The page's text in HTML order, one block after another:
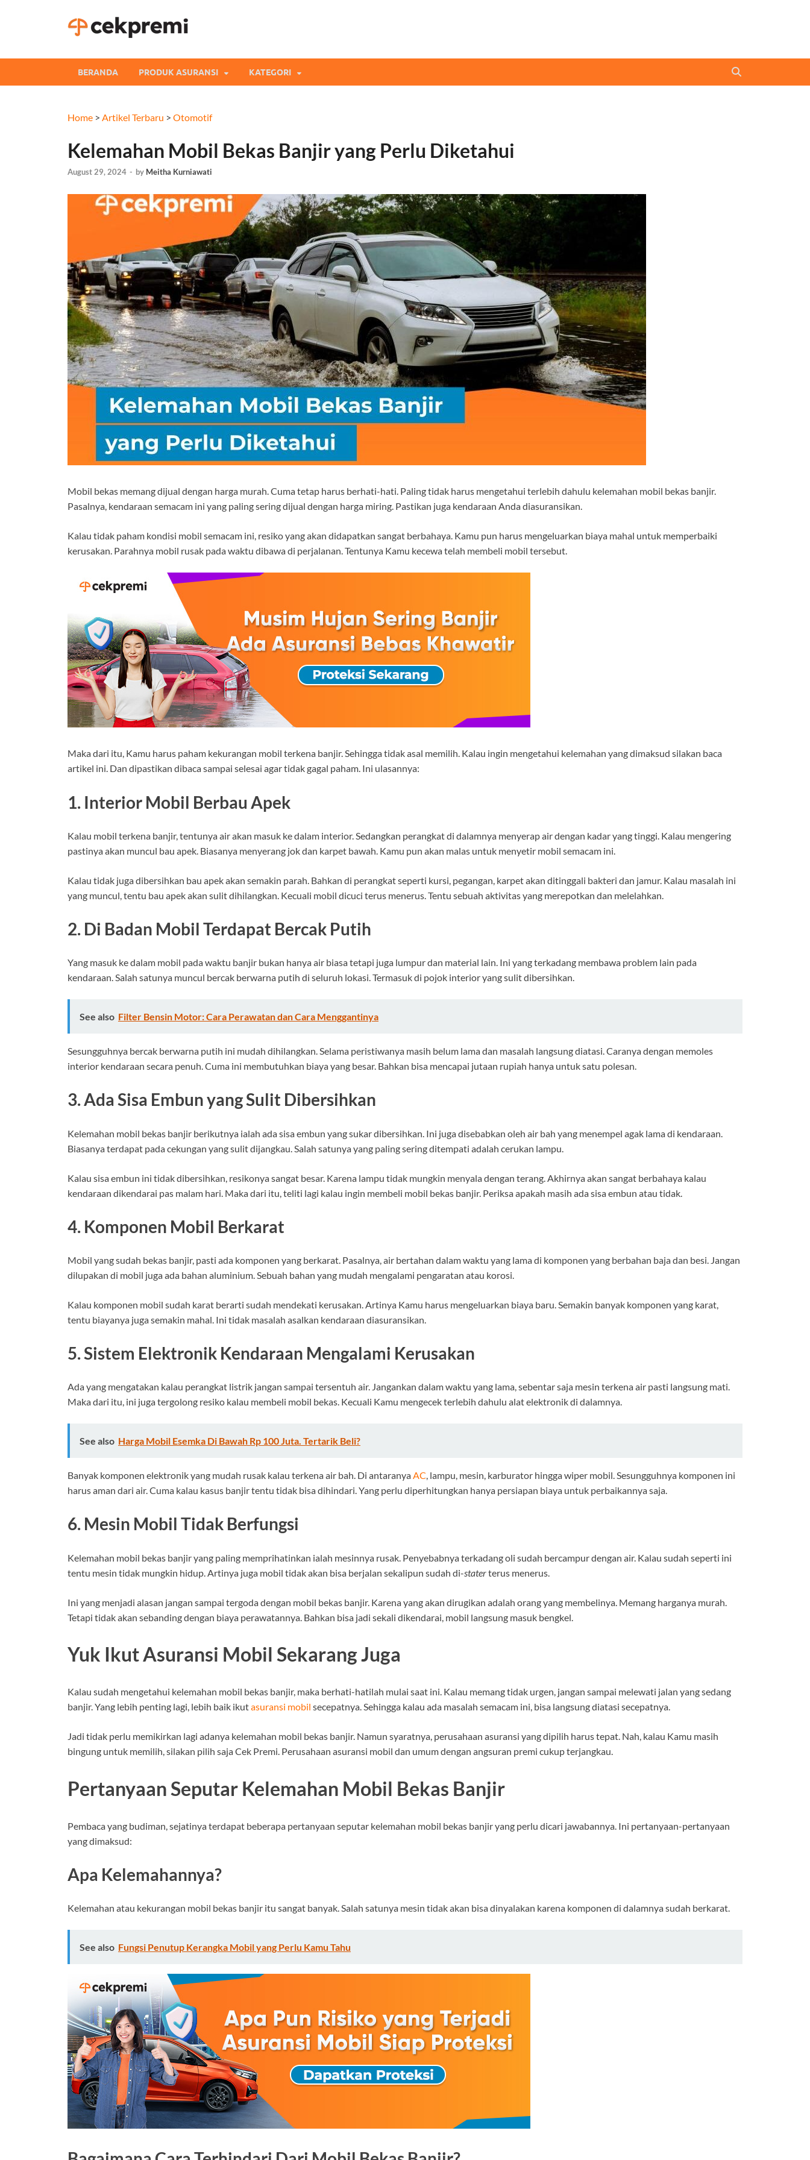
BERANDA PRODUK ASURANSI KATEGORI
Home > Artikel Terbaru > Otomotif
Kelemahan Mobil Bekas Banjir yang Perlu Diketahui
August 29, 2024 - by Meitha Kurniawati
Mobil bekas memang dijual dengan harga murah. Cuma tetap harus berhati-hati. Paling tidak harus mengetahui terlebih dahulu kelemahan mobil bekas banjir.
Pasalnya, kendaraan semacam ini yang paling sering dijual dengan harga miring. Pastikan juga kendaraan Anda diasuransikan.
Kalau tidak paham kondisi mobil semacam ini, resiko yang akan didapatkan sangat berbahaya. Kamu pun harus mengeluarkan biaya mahal untuk memperbaiki
kerusakan. Parahnya mobil rusak pada waktu dibawa di perjalanan. Tentunya Kamu kecewa telah membeli mobil tersebut.
Maka dari itu, Kamu harus paham kekurangan mobil terkena banjir. Sehingga tidak asal memilih. Kalau ingin mengetahui kelemahan yang dimaksud silakan baca
artikel ini. Dan dipastikan dibaca sampai selesai agar tidak gagal paham. Ini ulasannya:
1. Interior Mobil Berbau Apek
Kalau mobil terkena banjir, tentunya air akan masuk ke dalam interior. Sedangkan perangkat di dalamnya menyerap air dengan kadar yang tinggi. Kalau mengering
pastinya akan muncul bau apek. Biasanya menyerang jok dan karpet bawah. Kamu pun akan malas untuk menyetir mobil semacam ini.
Kalau tidak juga dibersihkan bau apek akan semakin parah. Bahkan di perangkat seperti kursi, pegangan, karpet akan ditinggali bakteri dan jamur. Kalau masalah ini
yang muncul, tentu bau apek akan sulit dihilangkan. Kecuali mobil dicuci terus menerus. Tentu sebuah aktivitas yang merepotkan dan melelahkan.
2. Di Badan Mobil Terdapat Bercak Putih
Yang masuk ke dalam mobil pada waktu banjir bukan hanya air biasa tetapi juga lumpur dan material lain. Ini yang terkadang membawa problem lain pada
kendaraan. Salah satunya muncul bercak berwarna putih di seluruh lokasi. Termasuk di pojok interior yang sulit dibersihkan.
See also Filter Bensin Motor: Cara Perawatan dan Cara Menggantinya
Sesungguhnya bercak berwarna putih ini mudah dihilangkan. Selama peristiwanya masih belum lama dan masalah langsung diatasi. Caranya dengan memoles
interior kendaraan secara penuh. Cuma ini membutuhkan biaya yang besar. Bahkan bisa mencapai jutaan rupiah hanya untuk satu polesan.
3. Ada Sisa Embun yang Sulit Dibersihkan
Kelemahan mobil bekas banjir berikutnya ialah ada sisa embun yang sukar dibersihkan. Ini juga disebabkan oleh air bah yang menempel agak lama di kendaraan.
Biasanya terdapat pada cekungan yang sulit dijangkau. Salah satunya yang paling sering ditempati adalah cerukan lampu.
Kalau sisa embun ini tidak dibersihkan, resikonya sangat besar. Karena lampu tidak mungkin menyala dengan terang. Akhirnya akan sangat berbahaya kalau
kendaraan dikendarai pas malam hari. Maka dari itu, teliti lagi kalau ingin membeli mobil bekas banjir. Periksa apakah masih ada sisa embun atau tidak.
4. Komponen Mobil Berkarat
Mobil yang sudah bekas banjir, pasti ada komponen yang berkarat. Pasalnya, air bertahan dalam waktu yang lama di komponen yang berbahan baja dan besi. Jangan
dilupakan di mobil juga ada bahan aluminium. Sebuah bahan yang mudah mengalami pengaratan atau korosi.
Kalau komponen mobil sudah karat berarti sudah mendekati kerusakan. Artinya Kamu harus mengeluarkan biaya baru. Semakin banyak komponen yang karat,
tentu biayanya juga semakin mahal. Ini tidak masalah asalkan kendaraan diasuransikan.
5. Sistem Elektronik Kendaraan Mengalami Kerusakan
Ada yang mengatakan kalau perangkat listrik jangan sampai tersentuh air. Jangankan dalam waktu yang lama, sebentar saja mesin terkena air pasti langsung mati.
Maka dari itu, ini juga tergolong resiko kalau membeli mobil bekas. Kecuali Kamu mengecek terlebih dahulu alat elektronik di dalamnya.
See also Harga Mobil Esemka Di Bawah Rp 100 Juta. Tertarik Beli?
Banyak komponen elektronik yang mudah rusak kalau terkena air bah. Di antaranyaAC, lampu, mesin, karburator hingga wiper mobil. Sesungguhnya komponen ini
harus aman dari air. Cuma kalau kasus banjir tentu tidak bisa dihindari. Yang perlu diperhitungkan hanya persiapan biaya untuk perbaikannya saja.
6. Mesin Mobil Tidak Berfungsi
Kelemahan mobil bekas banjir yang paling memprihatinkan ialah mesinnya rusak. Penyebabnya terkadang oli sudah bercampur dengan air. Kalau sudah seperti ini
tentu mesin tidak mungkin hidup. Artinya juga mobil tidak akan bisa berjalan sekalipun sudah di-staterterus menerus.
Ini yang menjadi alasan jangan sampai tergoda dengan mobil bekas banjir. Karena yang akan dirugikan adalah orang yang membelinya. Memang harganya murah.
Tetapi tidak akan sebanding dengan biaya perawatannya. Bahkan bisa jadi sekali dikendarai, mobil langsung masuk bengkel.
Yuk Ikut Asuransi Mobil Sekarang Juga
Kalau sudah mengetahui kelemahan mobil bekas banjir, maka berhati-hatilah mulai saat ini. Kalau memang tidak urgen, jangan sampai melewati jalan yang sedang
banjir. Yang lebih penting lagi, lebih baik ikutasuransi mobil secepatnya. Sehingga kalau ada masalah semacam ini, bisa langsung diatasi secepatnya.
Jadi tidak perlu memikirkan lagi adanya kelemahan mobil bekas banjir. Namun syaratnya, perusahaan asuransi yang dipilih harus tepat. Nah, kalau Kamu masih
bingung untuk memilih, silakan pilih saja Cek Premi. Perusahaan asuransi mobil dan umum dengan angsuran premi cukup terjangkau.
Pertanyaan Seputar Kelemahan Mobil Bekas Banjir
Pembaca yang budiman, sejatinya terdapat beberapa pertanyaan seputar kelemahan mobil bekas banjir yang perlu dicari jawabannya. Ini pertanyaan-pertanyaan
yang dimaksud:
Apa Kelemahannya?
Kelemahan atau kekurangan mobil bekas banjir itu sangat banyak. Salah satunya mesin tidak akan bisa dinyalakan karena komponen di dalamnya sudah berkarat.
See also Fungsi Penutup Kerangka Mobil yang Perlu Kamu Tahu